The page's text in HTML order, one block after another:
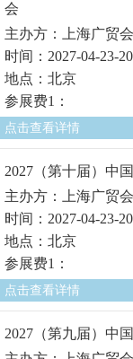
会
主办方：上海广贸
时间：2027-04-23-
地点：北京
参展费1：
点击查看详情
2027（第十届）中
主办方：上海广贸
时间：2027-04-23-
地点：北京
参展费1：
点击查看详情
2027（第九届）中